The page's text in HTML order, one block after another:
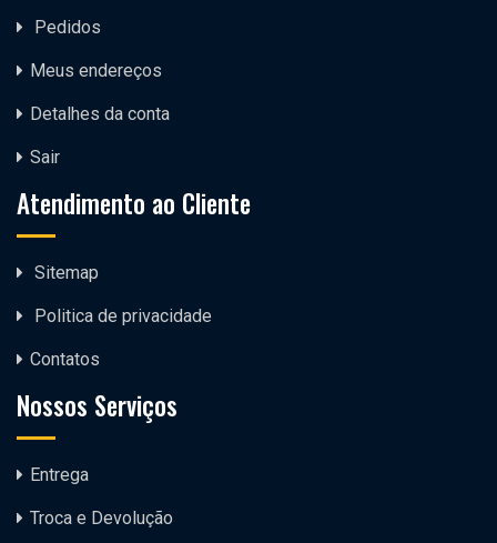
Pedidos
Meus endereços
Detalhes da conta
Sair
Atendimento ao Cliente
Sitemap
Politica de privacidade
Contatos
Nossos Serviços
Entrega
Troca e Devolução